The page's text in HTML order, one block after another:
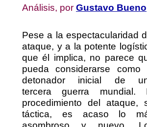
Análisis, por Gustavo Bueno
Pese a la espectacularidad
ataque, y a la potente
que él implica, no parece
pueda considerarse como
detonador inicial de
tercera guerra mundial.
procedimiento del ataque,
táctica, es acaso lo